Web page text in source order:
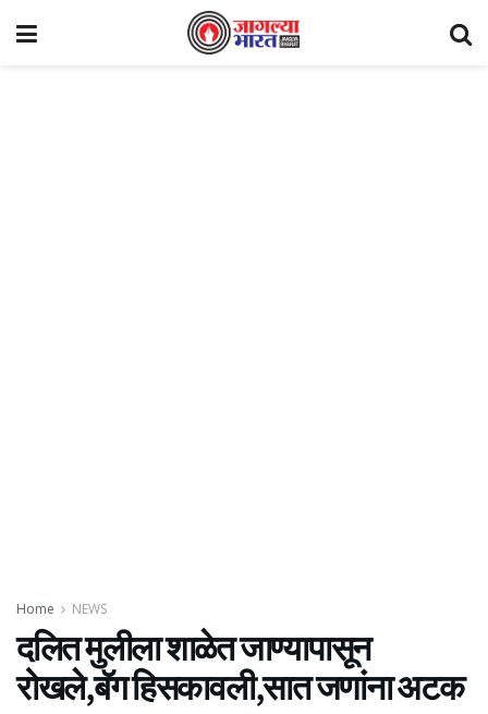
Home NEWS
दलित मुलीला शाळेत जाण्यापासून
रोखले,बॅग हिसकावली,सात जणांना अटक